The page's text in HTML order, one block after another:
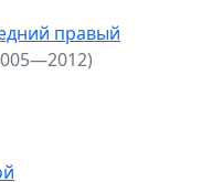
правый